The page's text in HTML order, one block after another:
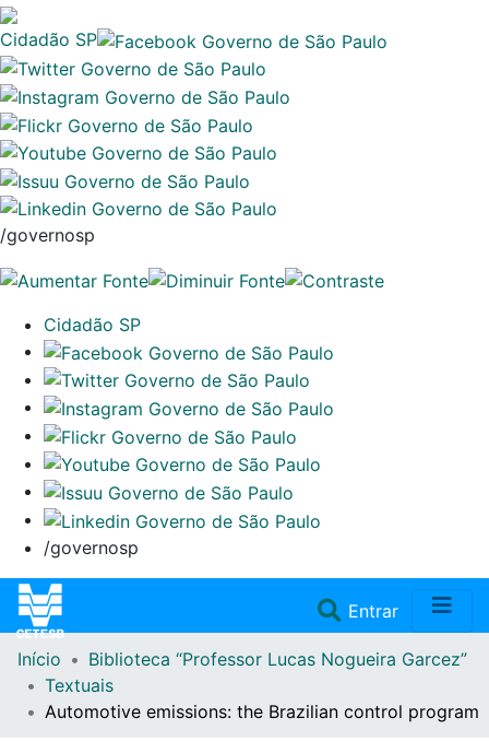
Cidadão SP
/governosp
Cidadão SP
/governosp
Entrar(current)
Home
Início
Biblioteca “Professor Lucas Nogueira Garcez”
Textuais
Automotive emissions: the Brazilian control program